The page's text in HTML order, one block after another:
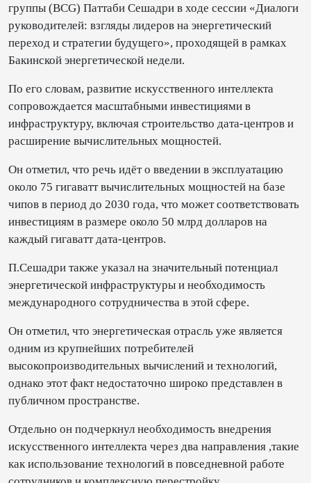
группы (BCG) Паттаби Сешадри в ходе сессии «Диалоги
руководителей: взгляды лидеров на энергетический
переход и стратегии будущего», проходящей в рамках
Бакинской энергетической недели.
По его словам, развитие искусственного интеллекта
сопровождается масштабными инвестициями в
инфраструктуру, включая строительство дата-центров и
расширение вычислительных мощностей.
Он отметил, что речь идёт о введении в эксплуатацию
около 75 гигаватт вычислительных мощностей на базе
чипов в период до 2030 года, что может соответствовать
инвестициям в размере около 50 млрд долларов на
каждый гигаватт дата-центров.
П.Сешадри также указал на значительный потенциал
энергетической инфраструктуры и необходимость
международного сотрудничества в этой сфере.
Он отметил, что энергетическая отрасль уже является
одним из крупнейших потребителей
высокопроизводительных вычислений и технологий,
однако этот факт недостаточно широко представлен в
публичном пространстве.
Отдельно он подчеркнул необходимость внедрения
искусственного интеллекта через два направления ,такие
как использование технологий в повседневной работе